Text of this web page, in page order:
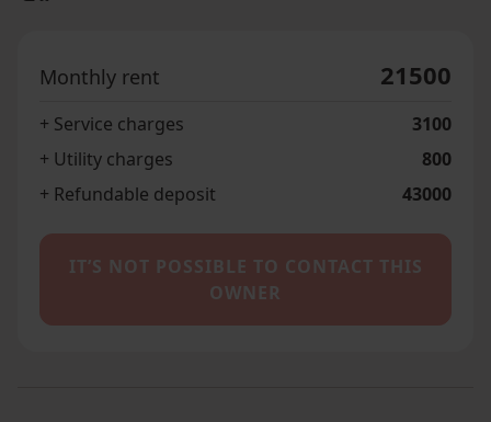
Monthly rent 21500
+ Service charges
3100
+ Utility charges
800
+ Refundable deposit
43000
IT’S NOT POSSIBLE TO CONTACT THIS
OWNER